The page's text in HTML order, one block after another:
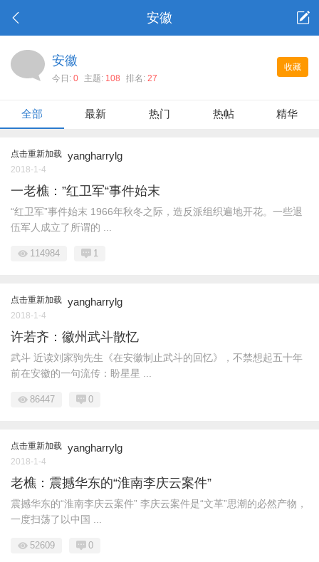
安徽
收藏
安徽
今日: 0 主题: 108 排名: 27
全部 最新 热门 热帖 精华
点击重新加载 yangharrylg
2018-1-4
一老樵：”红卫军“事件始末
“红卫军”事件始末 1966年秋冬之际，造反派组织遍地开花。一些退
伍军人成立了所谓的 ...
114984 1
点击重新加载 yangharrylg
2018-1-4
许若齐：徽州武斗散忆
武斗 近读刘家驹先生《在安徽制止武斗的回忆》，不禁想起五十年
前在安徽的一句流传：盼星星 ...
86447 0
点击重新加载 yangharrylg
2018-1-4
老樵：震撼华东的“淮南李庆云案件”
震撼华东的“淮南李庆云案件” 李庆云案件是“文革”思潮的必然产物，
一度扫荡了以中国 ...
52609 0